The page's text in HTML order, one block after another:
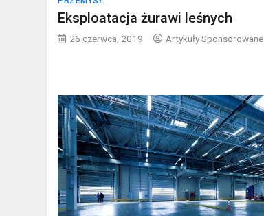
Eksploatacja żurawi leśnych
26 czerwca, 2019 Artykuły Sponsorowane